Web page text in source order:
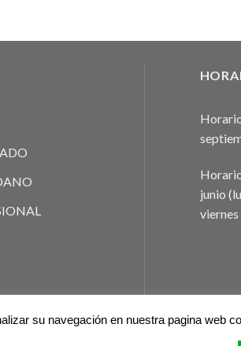
junio
su navegación en nuestra pagina web